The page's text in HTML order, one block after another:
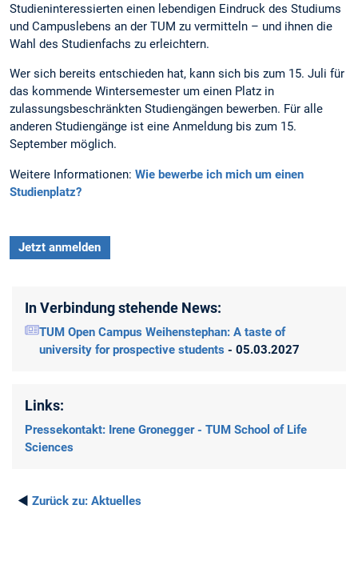
Studieninteressierten einen lebendigen Eindruck des Studiums
und Campuslebens an der TUM zu vermitteln – und ihnen die
Wahl des Studienfachs zu erleichtern.
Wer sich bereits entschieden hat, kann sich bis zum 15. Juli für
das kommende Wintersemester um einen Platz in
zulassungsbeschränkten Studiengängen bewerben. Für alle
anderen Studiengänge ist eine Anmeldung bis zum 15.
September möglich.
Weitere Informationen: Wie bewerbe ich mich um einen
Studienplatz?
Jetzt anmelden
In Verbindung stehende News:
TUM Open Campus Weihenstephan: A taste of
university for prospective students - 05.03.2027
Links:
Pressekontakt: Irene Gronegger - TUM School of Life
Sciences
◄ Zurück zu: Aktuelles